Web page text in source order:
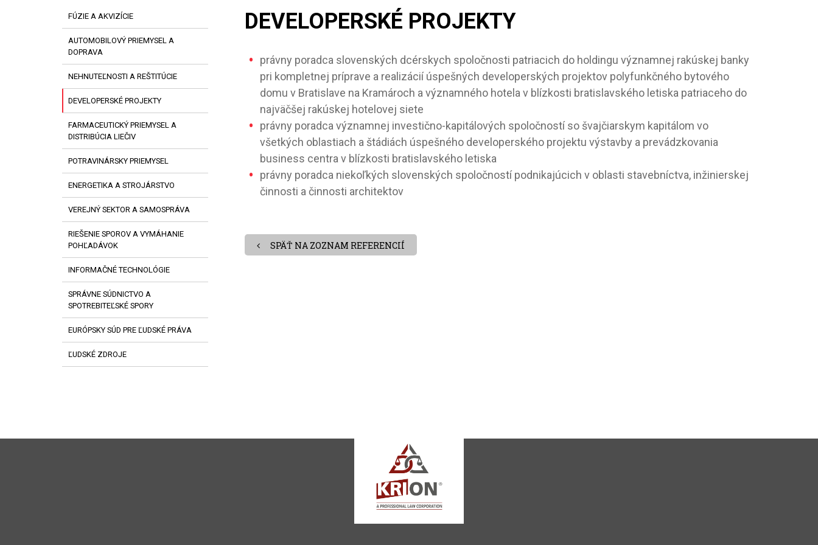
DEVELOPERSKÉ PROJEKTY
právny poradca slovenských dcérskych spoločnosti patriacich do holdingu významnej rakúskej banky
pri kompletnej príprave a realizácií úspešných developerských projektov polyfunkčného bytového
domu v Bratislave na Kramároch a významného hotela v blízkosti bratislavského letiska patriaceho do
najväčšej rakúskej hotelovej siete
právny poradca významnej investično-kapitálových spoločností so švajčiarskym kapitálom vo
všetkých oblastiach a štádiách úspešného developerského projektu výstavby a prevádzkovania
business centra v blízkosti bratislavského letiska
právny poradca niekoľkých slovenských spoločností podnikajúcich v oblasti stavebníctva, inžinierskej
činnosti a činnosti architektov
SPÄŤ NA ZOZNAM REFERENCIÍ
FÚZIE A AKVIZÍCIE
AUTOMOBILOVÝ PRIEMYSEL A
DOPRAVA
NEHNUTEĽNOSTI A REŠTITÚCIE
DEVELOPERSKÉ PROJEKTY
FARMACEUTICKÝ PRIEMYSEL A
DISTRIBÚCIA LIEČIV
POTRAVINÁRSKY PRIEMYSEL
ENERGETIKA A STROJÁRSTVO
VEREJNÝ SEKTOR A SAMOSPRÁVA
RIEŠENIE SPOROV A VYMÁHANIE
POHĽADÁVOK
INFORMAČNÉ TECHNOLÓGIE
SPRÁVNE SÚDNICTVO A
SPOTREBITEĽSKÉ SPORY
EURÓPSKY SÚD PRE ĽUDSKÉ PRÁVA
ĽUDSKÉ ZDROJE